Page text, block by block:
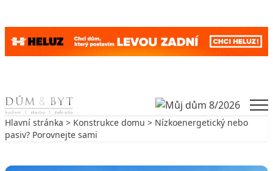
Skip to content
Hlavní stránka > Konstrukce domu > Nízkoenergetický nebo
pasiv? Porovnejte sami